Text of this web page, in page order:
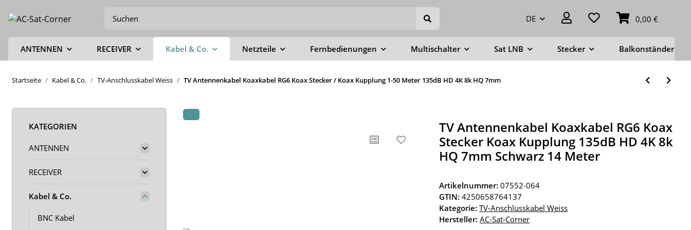
DE 0,00 €
ANTENNEN RECEIVER Kabel & Co. Netzteile Fernbedienungen Multischalter Sat LNB Stecker Balkonständer
Startseite Kabel & Co. TV-Anschlusskabel Weiss TV Antennenkabel Koaxkabel RG6 Koax Stecker / Koax Kupplung 1-50 Meter 135dB HD 4K 8k HQ 7mm
TV Antennenkabel Koaxkabel RG6 Koax
Stecker Koax Kupplung 135dB HD 4K 8k
HQ 7mm Schwarz 14 Meter
Artikelnummer:07552-064
GTIN: 4250658764137
Kategorie:TV-Anschlusskabel Weiss
Hersteller: AC-Sat-Corner
KATEGORIEN
ANTENNEN
RECEIVER
Kabel & Co.
BNC Kabel